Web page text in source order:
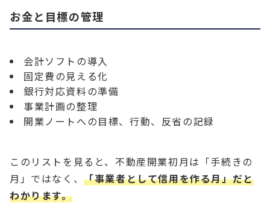
お金と目標の管理
会計ソフトの導入
固定費の見える化
銀行対応資料の準備
事業計画の整理
開業ノートへの目標、行動、反省の記録
このリストを見ると、不動産開業初月は「手続きの
月」ではなく、「事業者として信用を作る月」だと
わかります。